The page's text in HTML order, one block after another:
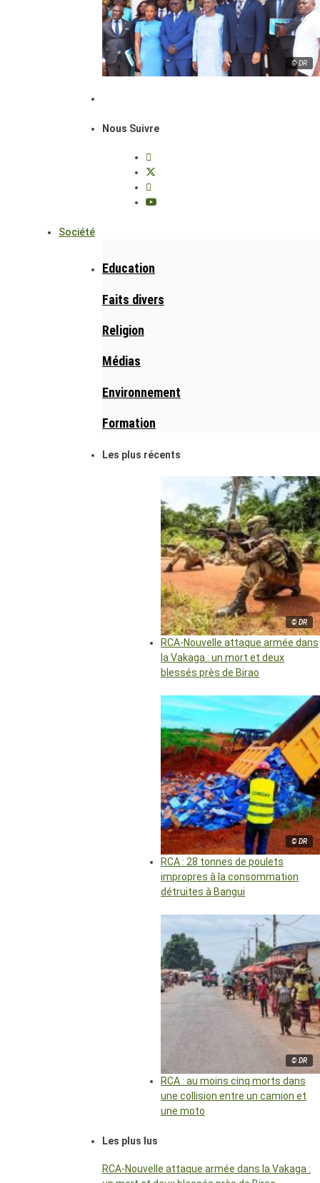
© DR
Nous Suivre
Société
Education
Faits divers
Religion
Médias
Environnement
Formation
Les plus récents
© DR
RCA-Nouvelle attaque armée dans
la Vakaga : un mort et deux
blessés près de Birao
© DR
RCA : 28 tonnes de poulets
impropres à la consommation
détruites à Bangui
© DR
RCA : au moins cinq morts dans
une collision entre un camion et
une moto
Les plus lus
RCA-Nouvelle attaque armée dans la Vakaga :